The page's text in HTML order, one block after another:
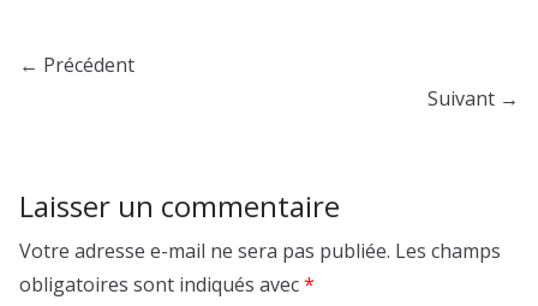
← Précédent
Suivant →
Laisser un commentaire
Votre adresse e-mail ne sera pas publiée. Les champs
obligatoires sont indiqués avec*